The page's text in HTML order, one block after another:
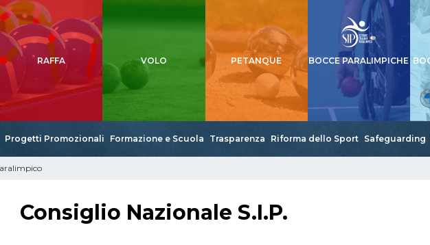
RAFFA VOLO PETANQUE BOCCE PARALIMPICHE
Progetti Promozionali Formazione e Scuola Trasparenza Riforma dello Sport Safeguarding
Consiglio Nazionale S.I.P.